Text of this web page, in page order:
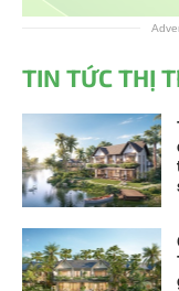
TIN TỨC THỊ